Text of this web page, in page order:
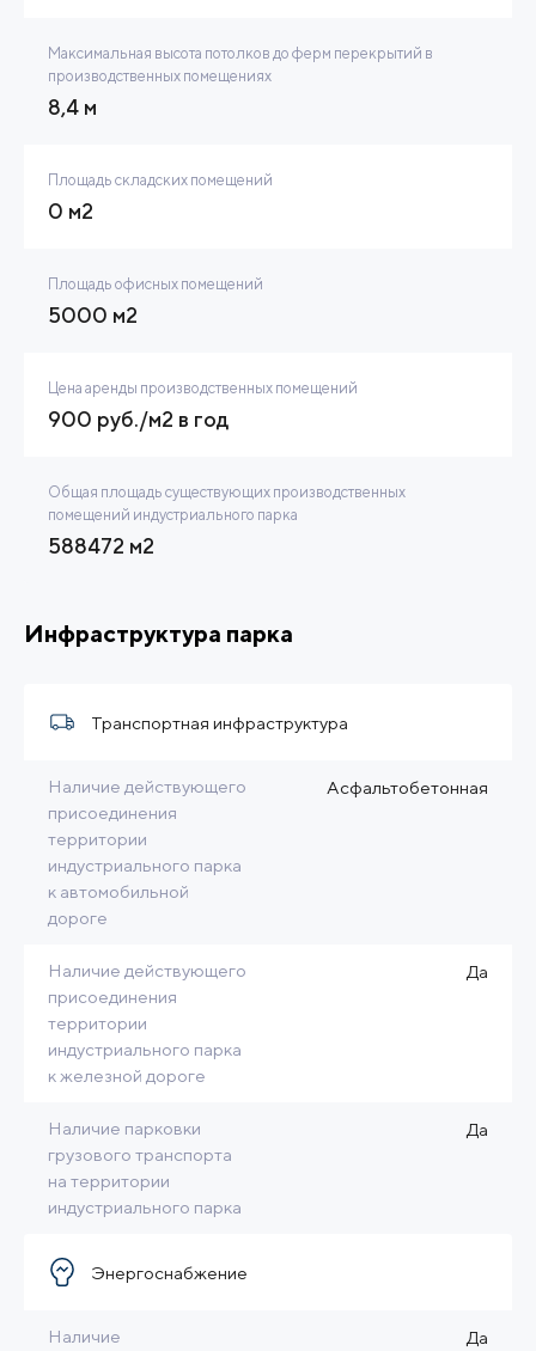
Максимальная высота потолков до ферм перекрытий в
производственных помещениях
8,4 м
Площадь складских помещений
0 м2
Площадь офисных помещений
5000 м2
Цена аренды производственных помещений
900 руб./м2 в год
Общая площадь существующих производственных
помещений индустриального парка
588472 м2
Инфраструктура парка
Транспортная инфраструктура
Наличие действующего
присоединения
территории
индустриального парка
к автомобильной
дороге
Асфальтобетонная
Наличие действующего
присоединения
территории
индустриального парка
к железной дороге
Да
Наличие парковки
грузового транспорта
на территории
индустриального парка
Да
Энергоснабжение
Наличие Да